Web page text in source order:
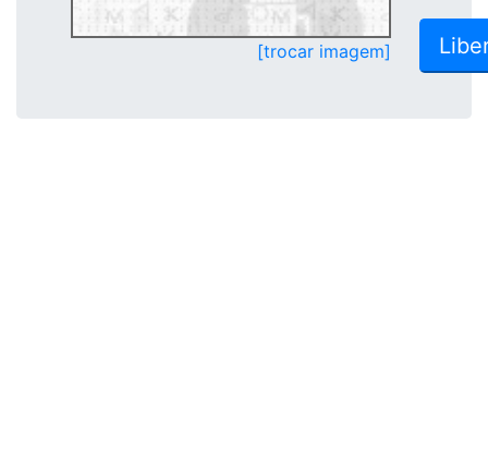
[trocar imagem]